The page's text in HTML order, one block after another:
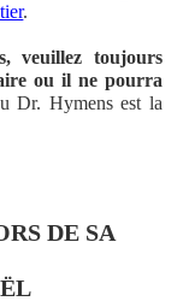
.
veuillez toujours
ou il ne pourra
Dr. Hymens est la
DE SA